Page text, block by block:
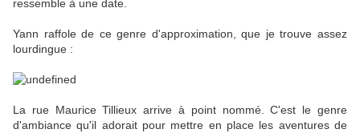
ressemble à une date.
Yann raffole de ce genre d'approximation, que je trouve assez
lourdingue :
La rue Maurice Tillieux arrive à point nommé. C'est le genre
d'ambiance qu'il adorait pour mettre en place les aventures de